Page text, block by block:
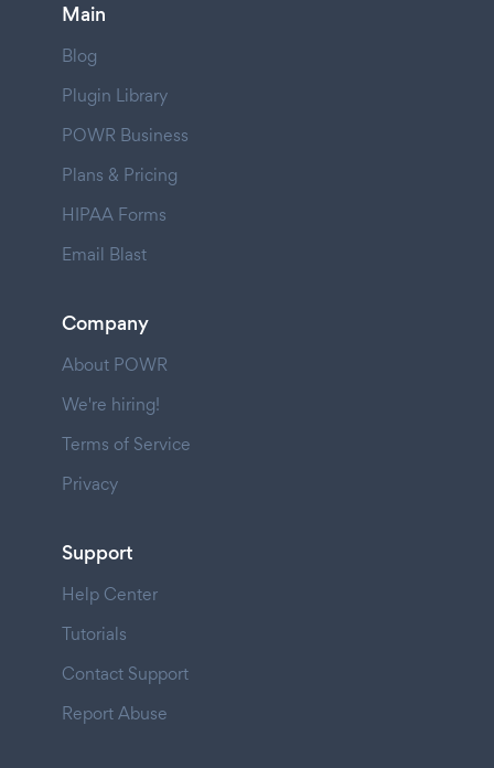
Main
Blog
Plugin Library
POWR Business
Plans & Pricing
HIPAA Forms
Email Blast
Company
About POWR
We're hiring!
Terms of Service
Privacy
Support
Help Center
Tutorials
Contact Support
Report Abuse